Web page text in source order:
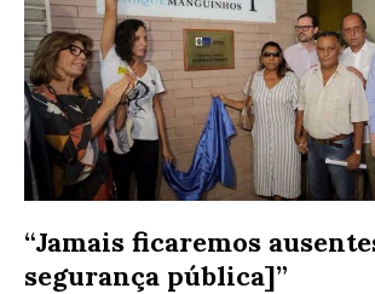
“Jamais ficaremos
segurança pública]”